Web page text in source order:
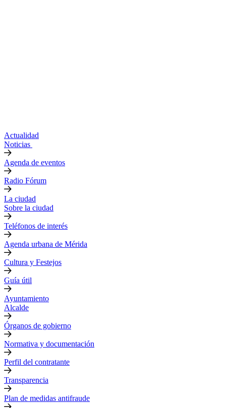
Actualidad
Noticias
Agenda de eventos
Radio Fórum
La ciudad
Sobre la ciudad
Teléfonos de interés
Agenda urbana de Mérida
Cultura y Festejos
Guía útil
Ayuntamiento
Alcalde
Órganos de gobierno
Normativa y documentación
Perfil del contratante
Transparencia
Plan de medidas antifraude